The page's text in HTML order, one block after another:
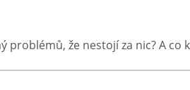
problémů, že nestojí za nic? A